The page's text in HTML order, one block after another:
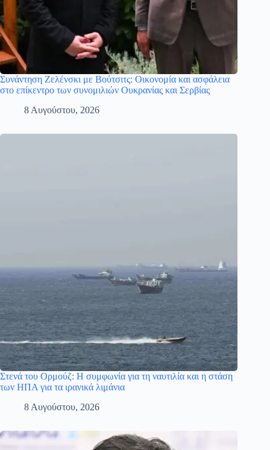
Συνάντηση Ζελένσκι με Βούτσιτς: Οικονομία και ασφάλεια
στο επίκεντρο των συνομιλιών Ουκρανίας και Σερβίας
8 Αυγούστου, 2026
Στενά του Ορμούζ: Η συμφωνία για τη ναυτιλία και η στάση
των ΗΠΑ για τα ιρανικά λιμάνια
8 Αυγούστου, 2026